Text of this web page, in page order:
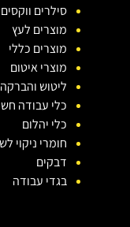
סילרים ווקסים
מוצרים לעץ
מוצרים כללי
מוצרי איטום
ליטוש והברקה
כלי עבודה
כלי יהלום
חומרי ניקוי
דבקים
בגדי עבודה